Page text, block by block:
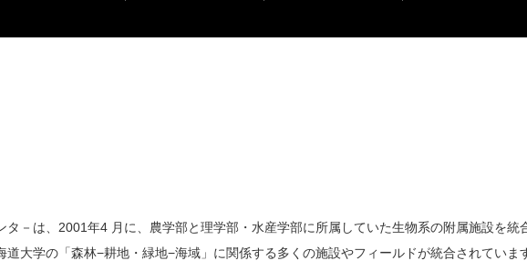
－は、2001年4 月に、農学部と理学部・水産学部に所属していた生物系の附属施設を統
大学の「森林−耕地・緑地−海域」に関係する多くの施設やフィールドが統合されていま